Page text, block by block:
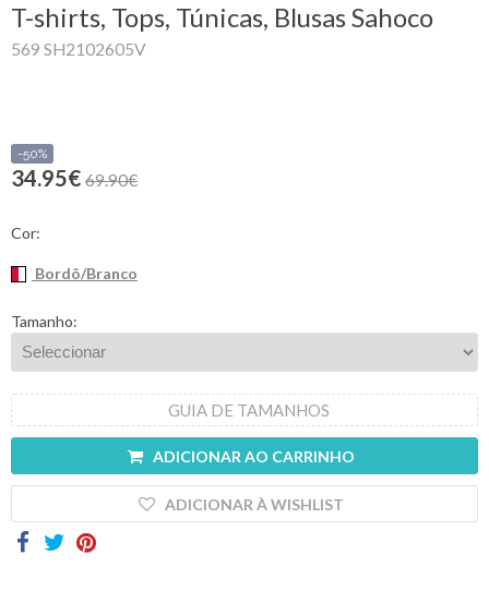
Outlet
T-shirts, Tops, Túnicas, Blusas Sahoco
569 SH2102605V
-50%
34.95€ 69.90€
Cor:
Bordô/Branco
Tamanho:
GUIA DE TAMANHOS
ADICIONAR AO CARRINHO
ADICIONAR À WISHLIST